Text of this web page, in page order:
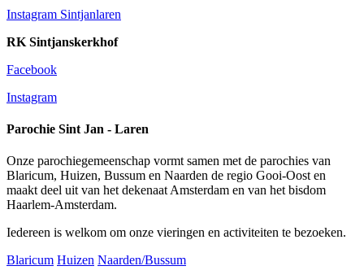
Instagram Sintjanlaren
RK Sintjanskerkhof
Facebook
Instagram
Parochie Sint Jan - Laren
Onze parochiegemeenschap vormt samen met de parochies van
Blaricum, Huizen, Bussum en Naarden de regio Gooi-Oost en
maakt deel uit van het dekenaat Amsterdam en van het bisdom
Haarlem-Amsterdam.
Iedereen is welkom om onze vieringen en activiteiten te bezoeken.
Blaricum Huizen Naarden/Bussum